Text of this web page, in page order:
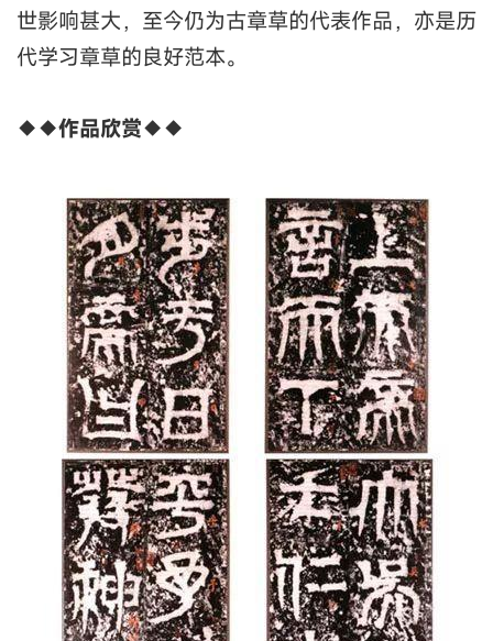
世影响甚大，至今仍为古章草的代表作品，亦是历
代学习章草的良好范本。
◆◆作品欣赏◆◆